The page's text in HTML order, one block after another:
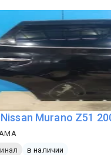
Murano Z51
в наличии